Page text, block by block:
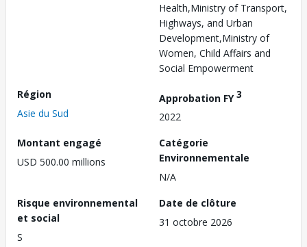
Health,Ministry of Transport,
Highways, and Urban
Development,Ministry of
Women, Child Affairs and
Social Empowerment
Région
Asie du Sud
Approbation FY3
2022
Montant engagé
USD 500.00 millions
Catégorie
Environnementale
N/A
Risque environnemental
et social
S
Date de clôture
31 octobre 2026